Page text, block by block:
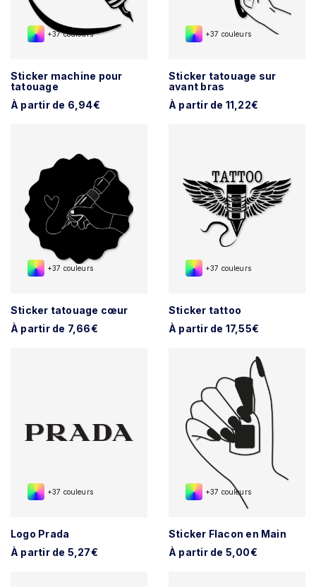
+37 couleurs
Sticker machine pour
tatouage
À partir de 6,94€
+37 couleurs
Sticker tatouage sur
avant bras
À partir de 11,22€
+37 couleurs
Sticker tatouage cœur
À partir de 7,66€
+37 couleurs
Sticker tattoo
À partir de 17,55€
+37 couleurs
Logo Prada
À partir de 5,27€
+37 couleurs
Sticker Flacon en Main
À partir de 5,00€